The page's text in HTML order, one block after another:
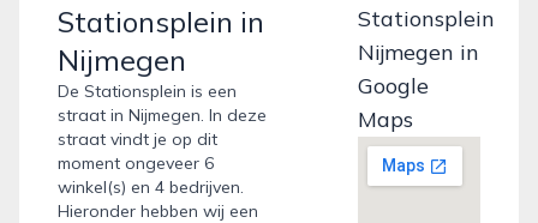
Stationsplein in
Nijmegen
De Stationsplein is een
straat in Nijmegen. In deze
straat vindt je op dit
moment ongeveer 6
winkel(s) en 4 bedrijven.
Hieronder hebben wij een
Stationsplein
Nijmegen in
Google
Maps